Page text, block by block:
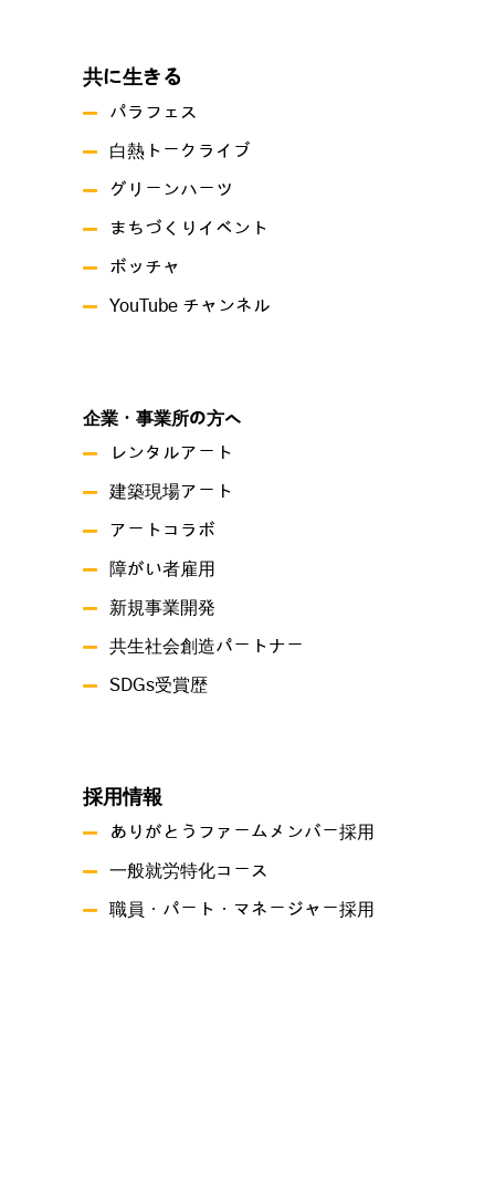
共に生きる
パラフェス
白熱トークライブ
グリーンハーツ
まちづくりイベント
ボッチャ
YouTube チャンネル
企業・事業所の方へ
レンタルアート
建築現場アート
アートコラボ
障がい者雇用
新規事業開発
共生社会創造パートナー
SDGs受賞歴
採用情報
ありがとうファームメンバー採用
一般就労特化コース
職員・パート・マネージャー採用